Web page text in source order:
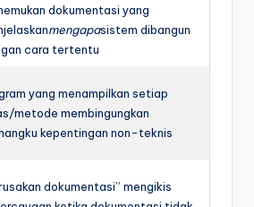
dokumentasi yang
mengapasistem dibangun
cara tertentu
yang menampilkan setiap
metode membingungkan
kepentingan non-teknis
dokumentasi” mengikis